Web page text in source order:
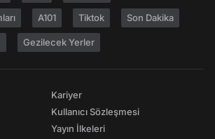
A101 Tiktok Son Dakika
Gezilecek Yerler
Kariyer
Kullanıcı Sözleşmesi
Yayın İlkeleri